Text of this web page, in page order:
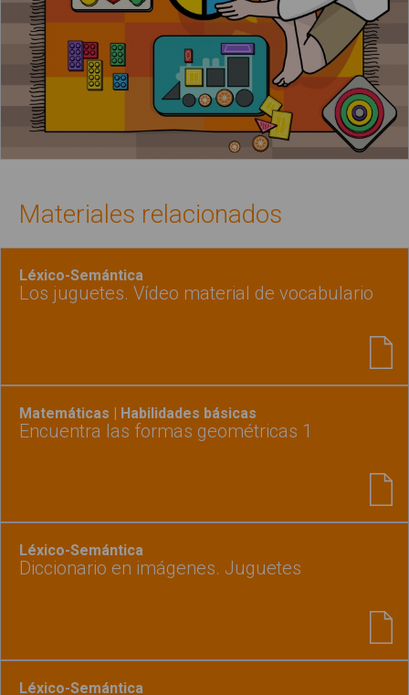
Materiales relacionados
Léxico-Semántica
Los juguetes. Vídeo material de vocabulario
Matemáticas | Habilidades básicas
Encuentra las formas geométricas 1
Léxico-Semántica
Diccionario en imágenes. Juguetes
Léxico-Semántica